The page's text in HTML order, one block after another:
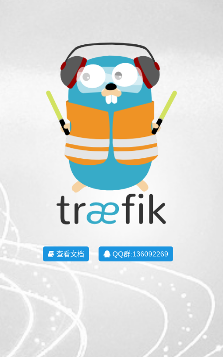
查看文档 QQ群:136092269